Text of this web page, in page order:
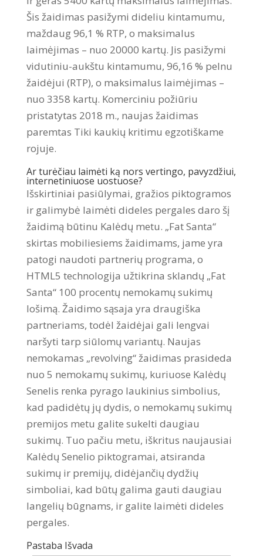
Šis žaidimas pasižymi dideliu kintamumu,
maždaug 96,1 % RTP, o maksimalus
laimėjimas – nuo ​​20000 kartų. Jis pasižymi
vidutiniu-aukštu kintamumu, 96,16 % pelnu
žaidėjui (RTP), o maksimalus laimėjimas –
nuo ​​3358 kartų. Komerciniu požiūriu
pristatytas 2018 m., naujas žaidimas
paremtas Tiki kaukių kritimu egzotiškame
rojuje.
Ar turėčiau laimėti ką nors vertingo, pavyzdžiui,
internetiniuose uostuose?
Išskirtiniai pasiūlymai, gražios piktogramos
ir galimybė laimėti dideles pergales daro šį
žaidimą būtinu Kalėdų metu. „Fat Santa“
skirtas mobiliesiems žaidimams, jame yra
patogi naudoti partnerių programa, o
HTML5 technologija užtikrina sklandų „Fat
Santa“ 100 procentų nemokamų sukimų
lošimą. Žaidimo sąsaja yra draugiška
partneriams, todėl žaidėjai gali lengvai
naršyti tarp siūlomų variantų. Naujas
nemokamas „revolving“ žaidimas prasideda
nuo 5 nemokamų sukimų, kuriuose Kalėdų
Senelis renka pyrago laukinius simbolius,
kad padidėtų jų dydis, o nemokamų sukimų
premijos metu galite sukelti daugiau
sukimų. Tuo pačiu metu, iškritus naujausiai
Kalėdų Senelio piktogramai, atsiranda
sukimų ir premijų, didėjančių dydžių
simboliai, kad būtų galima gauti daugiau
langelių būgnams, ir galite laimėti dideles
pergales.
Pastaba Išvada